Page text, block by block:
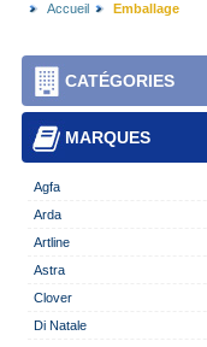
Accueil Emballage
CATÉGORIES
MARQUES
Agfa
Arda
Artline
Astra
Clover
Di Natale